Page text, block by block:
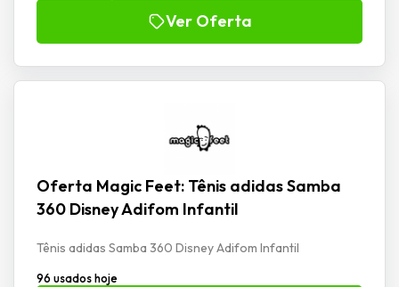
Ver Oferta
Oferta Magic Feet: Tênis adidas Samba
360 Disney Adifom Infantil
Tênis adidas Samba 360 Disney Adifom Infantil
96 usados hoje